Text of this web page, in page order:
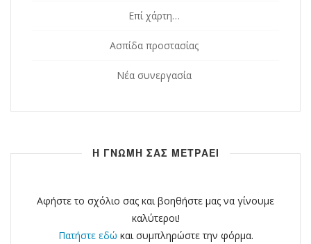
Επί χάρτη…
Ασπίδα προστασίας
Νέα συνεργασία
Η ΓΝΩΜΗ ΣΑΣ ΜΕΤΡΑΕΙ
Αφήστε το σχόλιο σας και βοηθήστε μας να γίνουμε
καλύτεροι!
Πατήστε εδώ και συμπληρώστε την φόρμα.